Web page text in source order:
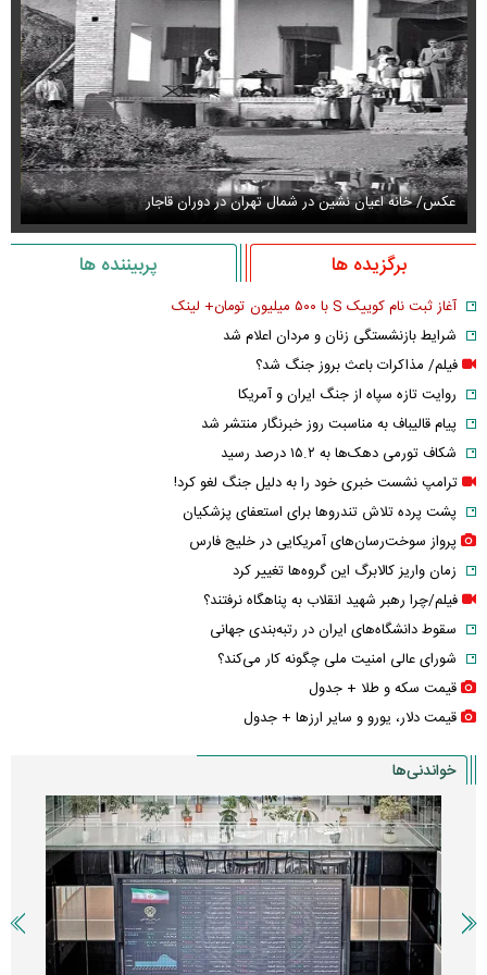
عکس/ خانه اعیان نشین در شمال تهران در دوران قاجار
برگزیده ها پربیننده ها
آغاز ثبت نام کوییک S با ۵۰۰ میلیون تومان+ لینک
شرایط بازنشستگی زنان و مردان اعلام شد
فیلم/ مذاکرات باعث بروز جنگ شد؟
روایت تازه سپاه از جنگ ایران و آمریکا
پیام قالیباف به مناسبت روز خبرنگار منتشر شد
شکاف تورمی دهک‌ها به ۱۵.۲ درصد رسید
ترامپ نشست خبری خود را به دلیل جنگ لغو کرد!
پشت پرده تلاش تندروها برای استعفای پزشکیان
پرواز سوخت‌رسان‌های آمریکایی در خلیج فارس
زمان واریز کالابرگ این گروه‌ها تغییر کرد
فیلم/چرا رهبر شهید انقلاب به پناهگاه نرفتند؟
سقوط دانشگاه‌های ایران در رتبه‌بندی جهانی
شورای عالی امنیت ملی چگونه کار می‌کند؟
قیمت سکه و طلا + جدول
قیمت دلار، یورو و سایر ارز‌ها + جدول
خواندنی‌ها